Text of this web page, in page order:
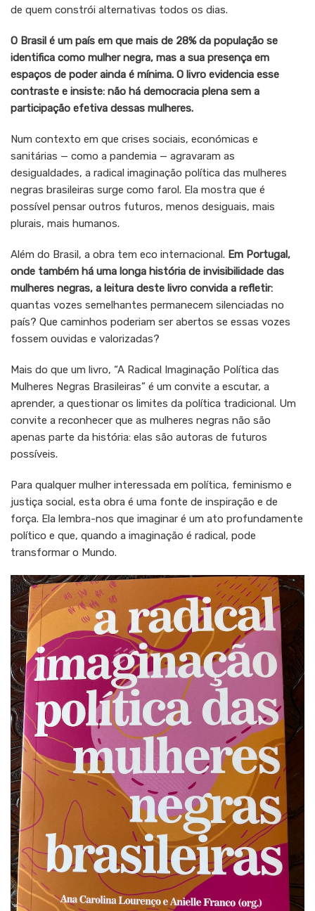
de quem constrói alternativas todos os dias.
O Brasil é um país em que mais de 28% da população se
identifica como mulher negra, mas a sua presença em
espaços de poder ainda é mínima. O livro evidencia esse
contraste e insiste: não há democracia plena sem a
participação efetiva dessas mulheres.
Num contexto em que crises sociais, económicas e
sanitárias — como a pandemia — agravaram as
desigualdades, a radical imaginação política das mulheres
negras brasileiras surge como farol. Ela mostra que é
possível pensar outros futuros, menos desiguais, mais
plurais, mais humanos.
Além do Brasil, a obra tem eco internacional. Em Portugal,
onde também há uma longa história de invisibilidade das
mulheres negras, a leitura deste livro convida a refletir:
quantas vozes semelhantes permanecem silenciadas no
país? Que caminhos poderiam ser abertos se essas vozes
fossem ouvidas e valorizadas?
Mais do que um livro, “A Radical Imaginação Política das
Mulheres Negras Brasileiras” é um convite a escutar, a
aprender, a questionar os limites da política tradicional. Um
convite a reconhecer que as mulheres negras não são
apenas parte da história: elas são autoras de futuros
possíveis.
Para qualquer mulher interessada em política, feminismo e
justiça social, esta obra é uma fonte de inspiração e de
força. Ela lembra-nos que imaginar é um ato profundamente
político e que, quando a imaginação é radical, pode
transformar o Mundo.